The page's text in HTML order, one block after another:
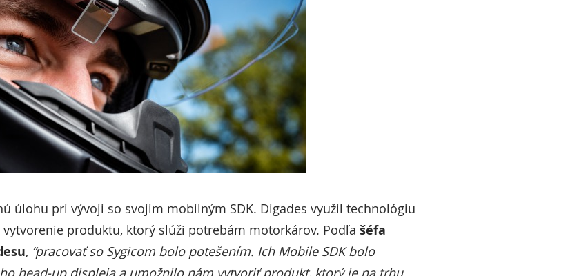
úlohu pri vývoji so svojim mobilným SDK. Digades využil technológiu
produktu, ktorý slúži potrebám motorkárov. Podľa šéfa
, “pracovať so Sygicom bolo potešením. Ich Mobile SDK bolo
head-up displeja a umožnilo nám vytvoriť produkt, ktorý je na trhu